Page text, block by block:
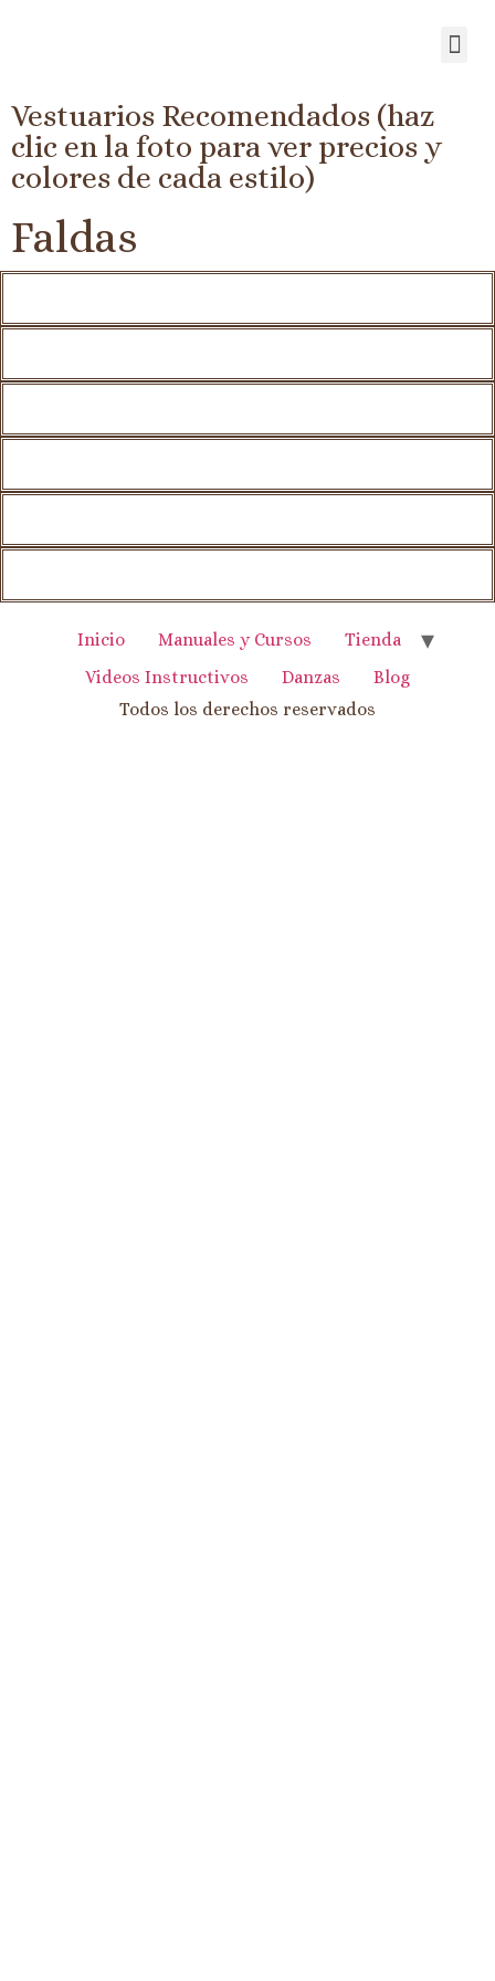
Vestuarios Recomendados (haz
clic en la foto para ver precios y
colores de cada estilo)
Faldas
Inicio Manuales y Cursos
Tienda
Videos Instructivos
Danzas
Blog
Todos los derechos reservados